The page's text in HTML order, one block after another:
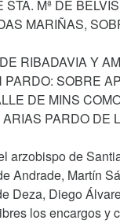
STA. Mª DE
MARIÑAS,
RIBADAVIA Y
PARDO: SOBRE
DE MINS
PARDO DE
arzobispo de
Andrade, Martín
Deza, Diego
los encargos y